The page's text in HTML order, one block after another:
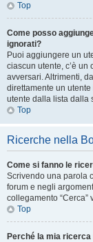
Top
Come posso
ignorati?
Puoi aggiungere un
ciascun utente, c’è
avversari. Altrimenti,
direttamente un
utente dalla lista dalla
Top
Ricerche nella
Come si fanno le
Scrivendo una parola
forum e negli
collegamento
Top
Perché la mia